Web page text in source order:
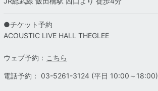
●チケット予約
ACOUSTIC LIVE HALL THEGLEE
ウェブ予約： こちら
電話予約： 03-5261-3124 (平日 10:00～18:00)